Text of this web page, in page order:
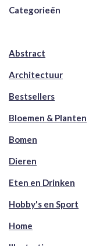
Categorieën
Abstract
Architectuur
Bestsellers
Bloemen & Planten
Bomen
Dieren
Eten en Drinken
Hobby's en Sport
Home